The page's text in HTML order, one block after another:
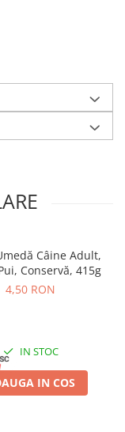
minerale necesare
o opțiune ideală
este ușor de
de cei mai
puii de câine
proaspătă pentru o
adaptată
Hrană Umedă
Câine Adult,
Conservă, 415g
4,50 RON
IN STOC
IN COS